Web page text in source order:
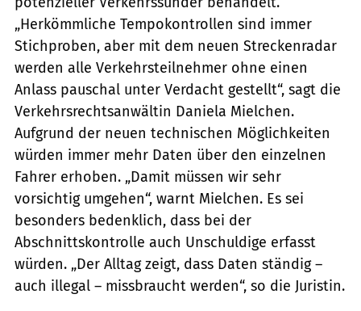
„Herkömmliche Tempokontrollen sind immer
Stichproben, aber mit dem neuen Streckenradar
werden alle Verkehrsteilnehmer ohne einen
Anlass pauschal unter Verdacht gestellt“, sagt die
Verkehrsrechtsanwältin Daniela Mielchen.
Aufgrund der neuen technischen Möglichkeiten
würden immer mehr Daten über den einzelnen
Fahrer erhoben. „Damit müssen wir sehr
vorsichtig umgehen“, warnt Mielchen. Es sei
besonders bedenklich, dass bei der
Abschnittskontrolle auch Unschuldige erfasst
würden. „Der Alltag zeigt, dass Daten ständig –
auch illegal – missbraucht werden“, so die Juristin.